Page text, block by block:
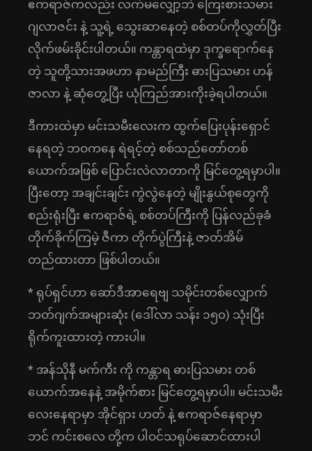
ဧကရာဇ်ကလည်း လက်မလျှော့ဘဲ ကြေးစားသမား
ဂျလာဇင်း နဲ့ သူ့ရဲ့ သွေးဆာနေတဲ့ စစ်တပ်ကိုလွှတ်ပြီး
လိုက်ဖမ်းခိုင်းပါတယ်။ ကန္တာရထဲမှာ ဒုက္ခရောက်နေ
တဲ့ သူတို့သားအဖဟာ နာမည်ကြီး ဓားပြသမား ဟန်
ဇာလာ နဲ့ ဆုံတွေ့ပြီး ယုံကြည်အားကိုးခဲ့ရပါတယ်။
ဒီကားထဲမှာ မင်းသမီးလေးက ထွက်ပြေးပုန်းရှောင်
နေရတဲ့ ဘဝကနေ ရဲရင့်တဲ့ စစ်သည်တော်တစ်
ယောက်အဖြစ် ပြောင်းလဲလာတာကို မြင်တွေ့ရမှာပါ။
ပြီးတော့ အချင်းချင်း ကွဲလွဲနေတဲ့ မျိုးနွယ်စုတွေကို
စည်းရုံးပြီး ဧကရာဇ်ရဲ့ စစ်တပ်ကြီးကို ပြန်လည်ခုခံ
တိုက်ခိုက်ကြမဲ့ ဇီကာ တိုက်ပွဲကြီးနဲ့ ဇာတ်အိမ်
တည်ထားတာ ဖြစ်ပါတယ်။
* ရုပ်ရှင်ဟာ ဆော်ဒီအာရေဗျ သမိုင်းတစ်လျှောက်
ဘတ်ဂျက်အများဆုံး (ဒေါ်လာ သန်း ၁၅၀) သုံးပြီး
ရိုက်ကူးထားတဲ့ ကားပါ။
* အန်သိုနီ မက်ကီး ကို ကန္တာရ ဓားပြသမား တစ်
ယောက်အနေနဲ့ အမိုက်စား မြင်တွေ့ရမှာပါ။ မင်းသမီး
လေးနေရာမှာ အိုင်ရှား ဟတ် နဲ့ ဧကရာဇ်နေရာမှာ
ဘင် ကင်းစလေ တို့က ပါဝင်သရုပ်ဆောင်ထားပါ